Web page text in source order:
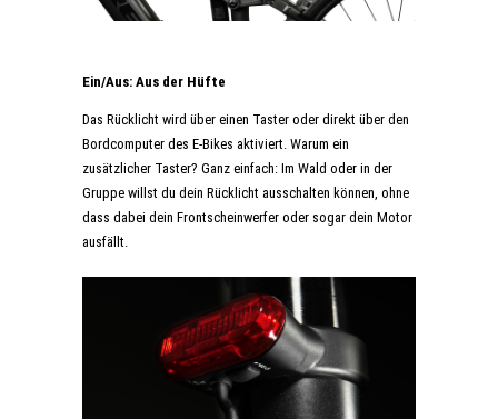
Ein/Aus: Aus der Hüfte
Das Rücklicht wird über einen Taster oder direkt über den
Bordcomputer des E-Bikes aktiviert. Warum ein
zusätzlicher Taster? Ganz einfach: Im Wald oder in der
Gruppe willst du dein Rücklicht ausschalten können, ohne
dass dabei dein Frontscheinwerfer oder sogar dein Motor
ausfällt.